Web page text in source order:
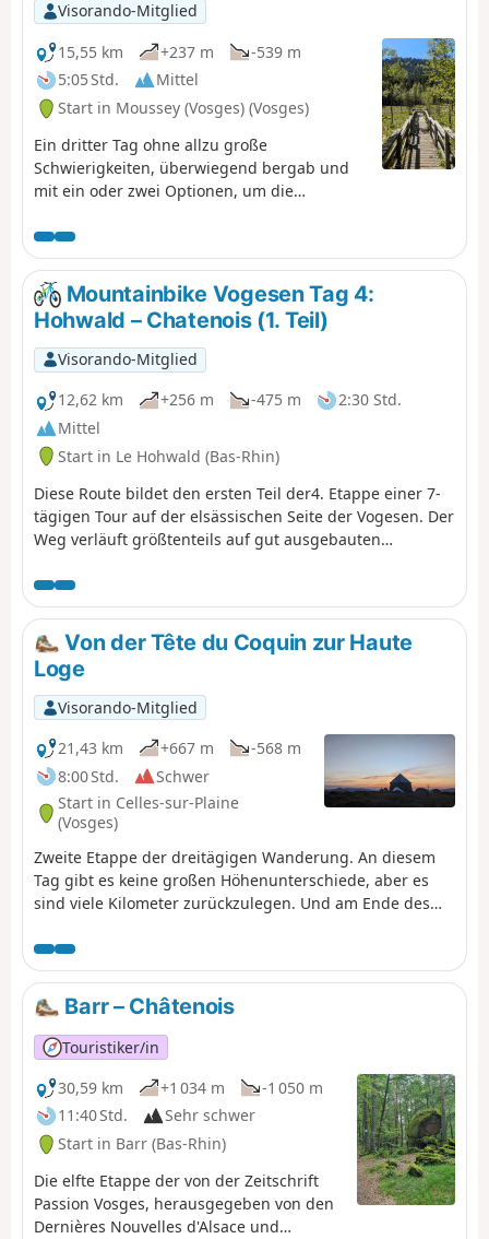
Visorando-Mitglied
15,55 km
+237 m
-539 m
5:05 Std.
Mittel
Start in Moussey (Vosges) (Vosges)
Ein dritter Tag ohne allzu große
Schwierigkeiten, überwiegend bergab und
mit ein oder zwei Optionen, um die
Mountainbike Vogesen Tag 4:
Hohwald – Chatenois (1. Teil)
Visorando-Mitglied
12,62 km
+256 m -475 m
2:30 Std.
Mittel
Start in Le Hohwald (Bas-Rhin)
Diese Route bildet den ersten Teil der4. Etappe einer 7-
tägigen Tour auf der elsässischen Seite der Vogesen. Der
Weg verläuft größtenteils auf gut ausgebauten
und bestehen aus Schildern mit einem orangefarbenen
oder roten Mountainbike-Logo und der Aufschrift TMV
(Traversée du Massif Vosgien).
Von der Tête du Coquin zur Haute
Loge
Visorando-Mitglied
21,43 km
+667 m
-568 m
8:00 Std.
Schwer
Start in Celles-sur-Plaine
(Vosges)
Zweite Etappe der dreitägigen Wanderung. An diesem
Tag gibt es keine großen Höhenunterschiede, aber es
sind viele Kilometer zurückzulegen. Und am Ende des
Stoppelfeldern aus, das die Mühe wert ist.
Barr – Châtenois
Touristiker/in
30,59 km
+1 034 m
-1 050 m
11:40 Std.
Sehr schwer
Start in Barr (Bas-Rhin)
Die elfte Etappe der von der Zeitschrift
Passion Vosges, herausgegeben von den
Dernières Nouvelles d'Alsace und